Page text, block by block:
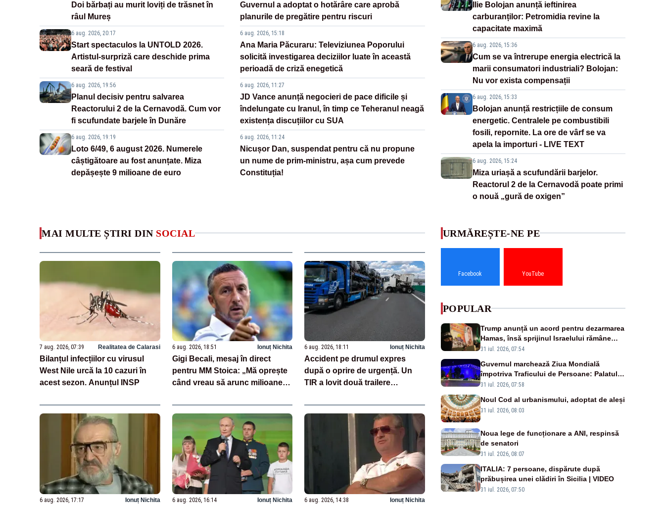
Doi bărbați au murit loviți de trăsnet în
râul Mureș
6 aug. 2026, 20:17
Start spectaculos la UNTOLD 2026.
Artistul-surpriză care deschide prima
seară de festival
6 aug. 2026, 19:56
Planul decisiv pentru salvarea
Reactorului 2 de la Cernavodă. Cum vor
fi scufundate barjele în Dunăre
6 aug. 2026, 19:19
Loto 6/49, 6 august 2026. Numerele
câștigătoare au fost anunțate. Miza
depășește 9 milioane de euro
Guvernul a adoptat o hotărâre care aprobă
planurile de pregătire pentru riscuri
6 aug. 2026, 15:18
Ana Maria Păcuraru: Televiziunea Poporului
solicită investigarea deciziilor luate în această
perioadă de criză enegetică
6 aug. 2026, 11:27
JD Vance anunță negocieri de pace dificile și
îndelungate cu Iranul, în timp ce Teheranul neagă
existența discuțiilor cu SUA
6 aug. 2026, 11:24
Nicușor Dan, suspendat pentru că nu propune
un nume de prim-ministru, așa cum prevede
Constituția!
Ilie Bolojan anunță ieftinirea
carburanților: Petromidia revine la
capacitate maximă
6 aug. 2026, 15:36
Cum se va întrerupe energia electrică la
marii consumatori industriali? Bolojan:
Nu vor exista compensații
6 aug. 2026, 15:33
Bolojan anunță restricțiile de consum
energetic. Centralele pe combustibili
fosili, repornite. La ore de vârf se va
apela la importuri - LIVE TEXT
6 aug. 2026, 15:24
Miza uriașă a scufundării barjelor.
Reactorul 2 de la Cernavodă poate primi
o nouă „gură de oxigen”
MAI MULTE ȘTIRI DIN SOCIAL
7 aug. 2026, 07:39 Realitatea de Calarasi
Bilanțul infecțiilor cu virusul
West Nile urcă la 10 cazuri în
acest sezon. Anunțul INSP
6 aug. 2026, 18:51 Ionuț Nichita
Gigi Becali, mesaj în direct
pentru MM Stoica: „Mă oprește
când vreau să arunc milioane
6 aug. 2026, 18:11 Ionuț Nichita
Accident pe drumul expres
după o oprire de urgență. Un
TIR a lovit două trailere
6 aug. 2026, 17:17 Ionuț Nichita 6 aug. 2026, 16:14 Ionuț Nichita 6 aug. 2026, 14:38 Ionuț Nichita
URMĂREȘTE-NE PE
Facebook YouTube
POPULAR
Trump anunță un acord pentru dezarmarea
Hamas, însă sprijinul Israelului rămâne
incert
31 iul. 2026, 07:54
Guvernul marchează Ziua Mondială
împotriva Traficului de Persoane: Palatul
Victoria, iluminat în albastru
31 iul. 2026, 07:58
Noul Cod al urbanismului, adoptat de aleși
31 iul. 2026, 08:03
Noua lege de funcționare a ANI, respinsă
de senatori
31 iul. 2026, 08:07
ITALIA: 7 persoane, dispărute după
prăbușirea unei clădiri în Sicilia | VIDEO
31 iul. 2026, 07:50